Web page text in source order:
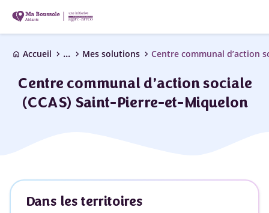
home Accueil chevron_right ... chevron_right Mes solutions chevron_right Centre communal d’action
Centre communal d’action sociale
(CCAS) Saint-Pierre-et-Miquelon
Dans les territoires